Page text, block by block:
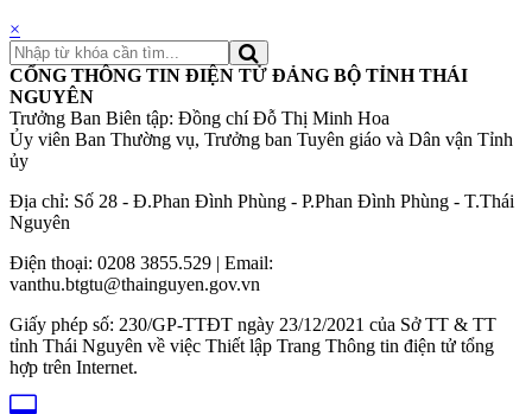
×
CỔNG THÔNG TIN ĐIỆN TỬ ĐẢNG BỘ TỈNH THÁI
NGUYÊN
Trưởng Ban Biên tập: Đồng chí Đỗ Thị Minh Hoa
Ủy viên Ban Thường vụ, Trưởng ban Tuyên giáo và Dân vận Tỉnh
ủy
Địa chỉ: Số 28 - Đ.Phan Đình Phùng - P.Phan Đình Phùng - T.Thái
Nguyên
Điện thoại: 0208 3855.529 | Email:
vanthu.btgtu@thainguyen.gov.vn
Giấy phép số: 230/GP-TTĐT ngày 23/12/2021 của Sở TT & TT
tỉnh Thái Nguyên về việc Thiết lập Trang Thông tin điện tử tổng
hợp trên Internet.